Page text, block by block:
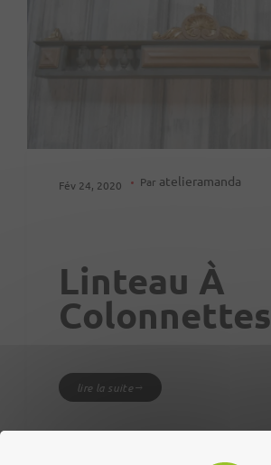
Fév 24, 2020 Par atelieramanda
Linteau À
Colonnettes
lire la suite